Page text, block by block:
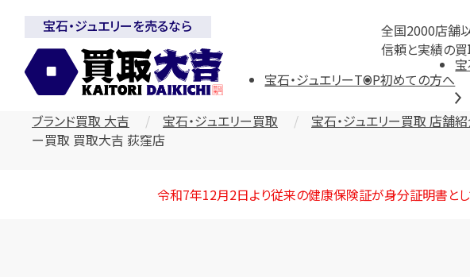
全国2000店舗
信頼と実績の買
宝石・ジュエリーを売るなら
宝石・ジュエリーTOP初めての方へ
宝
ブランド買取 大吉 宝石・ジュエリー買取 宝石・ジュエリー買取 店舗
ー買取 買取大吉 荻窪店
令和7年12月2日より従来の健康保険証が身分証明書とし